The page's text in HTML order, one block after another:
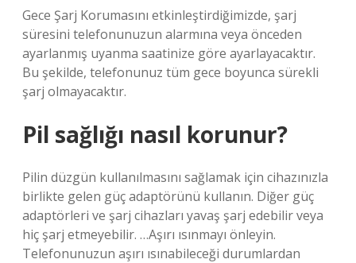
Gece Şarj Korumasını etkinleştirdiğimizde, şarj
süresini telefonunuzun alarmına veya önceden
ayarlanmış uyanma saatinize göre ayarlayacaktır.
Bu şekilde, telefonunuz tüm gece boyunca sürekli
şarj olmayacaktır.
Pil sağlığı nasıl korunur?
Pilin düzgün kullanılmasını sağlamak için cihazınızla
birlikte gelen güç adaptörünü kullanın. Diğer güç
adaptörleri ve şarj cihazları yavaş şarj edebilir veya
hiç şarj etmeyebilir. …Aşırı ısınmayı önleyin.
Telefonunuzun aşırı ısınabileceği durumlardan